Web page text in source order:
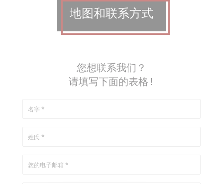
地图和联系方式
您想联系我们？
请填写下面的表格!